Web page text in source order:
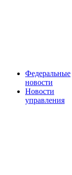
Федеральные
новости
Новости
управления